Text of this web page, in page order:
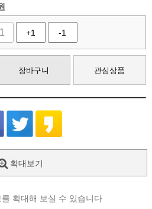
+1 -1
장바구니 관심상품
확대보기
를 확대해 보실 수 있습니다